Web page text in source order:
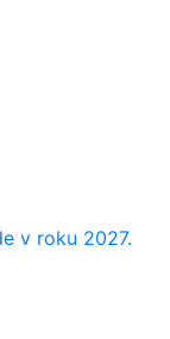
v roku 2027.